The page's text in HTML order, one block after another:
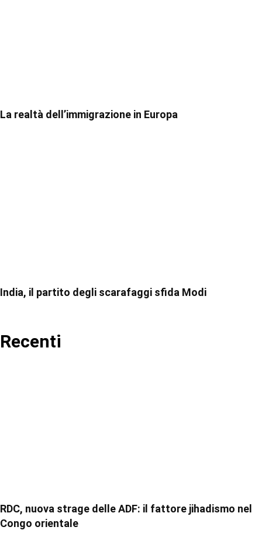
La realtà dell’immigrazione in Europa
India, il partito degli scarafaggi sfida Modi
Recenti
RDC, nuova strage delle ADF: il fattore jihadismo nel
Congo orientale